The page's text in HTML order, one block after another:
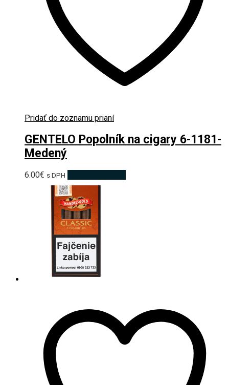
Pridať do zoznamu prianí
GENTELO Popolník na cigary 6-1181-
Medený
6.00€ s DPH